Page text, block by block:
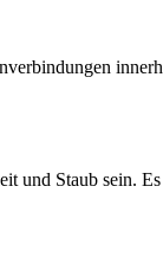
Staub sein.